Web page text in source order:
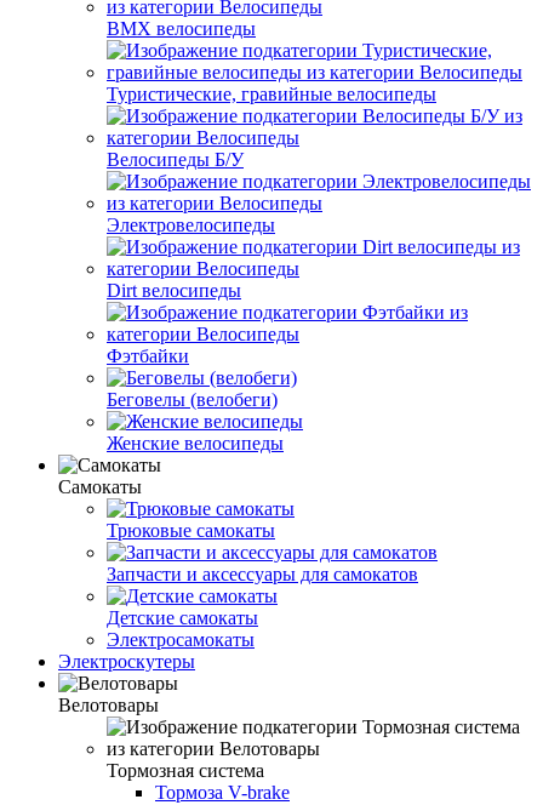
BMX велосипеды
Туристические, гравийные велосипеды
Велосипеды Б/У
Электровелосипеды
Dirt велосипеды
Фэтбайки
Беговелы (велобеги)
Женские велосипеды
Самокаты
Трюковые самокаты
Запчасти и аксессуары для самокатов
Детские самокаты
Электросамокаты
Электроскутеры
Велотовары
Тормозная система
Тормоза V-brake